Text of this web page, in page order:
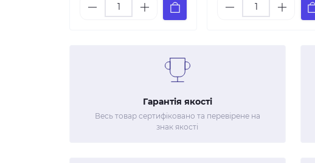
Гарантія якості
Весь товар сертифіковано та перевірене на
знак якості